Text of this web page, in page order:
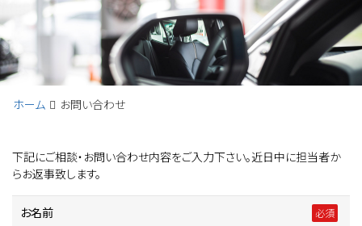
ホーム お問い合わせ
下記にご相談・お問い合わせ内容をご入力下さい。近日中に担当者か
らお返事致します。
お名前